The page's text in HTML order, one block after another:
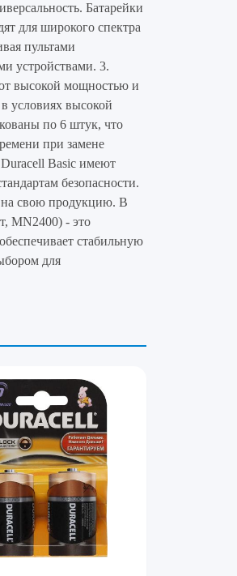
Батарейки
для широкого спектра
пультами
устройствами. 3.
высокой мощностью и
условиях высокой
по 6 штук, что
при замене
Duracell Basic имеют
безопасности.
на свою продукцию. В
MN2400) - это
стабильную
для